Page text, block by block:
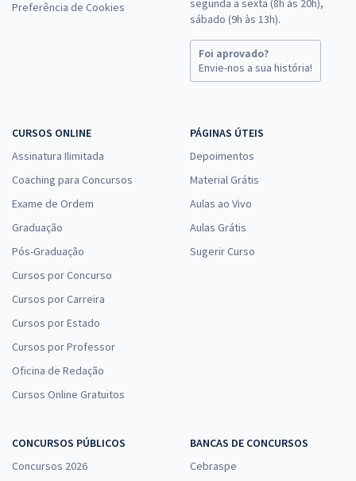
Preferência de Cookies
segunda a sexta (8h às 20h),
sábado (9h às 13h).
Foi aprovado?
Envie-nos a sua história!
CURSOS ONLINE
Assinatura Ilimitada
Coaching para Concursos
Exame de Ordem
Graduação
Pós-Graduação
Cursos por Concurso
Cursos por Carreira
Cursos por Estado
Cursos por Professor
Oficina de Redação
Cursos Online Gratuitos
PÁGINAS ÚTEIS
Depoimentos
Material Grátis
Aulas ao Vivo
Aulas Grátis
Sugerir Curso
CONCURSOS PÚBLICOS
Concursos 2026
BANCAS DE CONCURSOS
Cebraspe